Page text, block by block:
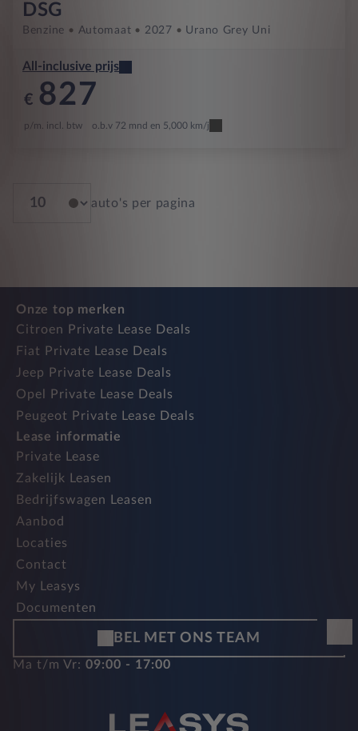
DSG
Benzine Automaat 2027 Urano Grey Uni
All-inclusive prijs
€ 827
p/m. incl. btw o.b.v 72 mnd en 5,000 km/j
auto's per pagina
Onze top merken
Citroen Private Lease Deals
Fiat Private Lease Deals
Jeep Private Lease Deals
Opel Private Lease Deals
Peugeot Private Lease Deals
Lease informatie
Private Lease
Zakelijk Leasen
Bedrijfswagen Leasen
Aanbod
Locaties
Contact
My Leasys
Documenten
BEL MET ONS TEAM
Ma t/m Vr: 09:00 - 17:00